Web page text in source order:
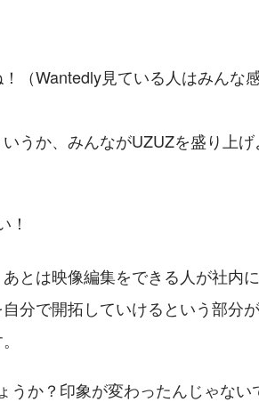
（Wantedly見ている人はみんな
うか、みんながUZUZを盛り上
！
とは映像編集をできる人が社内
分で開拓していけるという部分
うか？印象が変わったんじゃない